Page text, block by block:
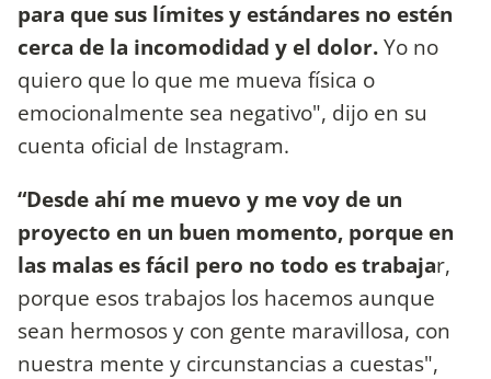
para que sus límites y estándares no estén
cerca de la incomodidad y el dolor.Yo no
quiero que lo que me mueva física o
emocionalmente sea negativo", dijo en su
cuenta oficial de Instagram.
“Desde ahí me muevo y me voy de un
proyecto en un buen momento, porque en
las malas es fácil pero no todo es trabajar,
porque esos trabajos los hacemos aunque
sean hermosos y con gente maravillosa, con
nuestra mente y circunstancias a cuestas",